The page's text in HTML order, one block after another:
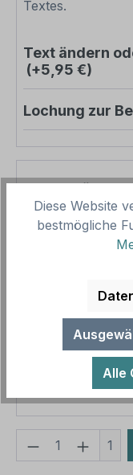
Textes.
Text ändern
(+5,95 €)
Lochung zur
Pro-Stück-
Produktpreis
Gesamtpreis
Preise
Aufgrund von
Produkt 1
Diese Website
bestmögliche
Alle